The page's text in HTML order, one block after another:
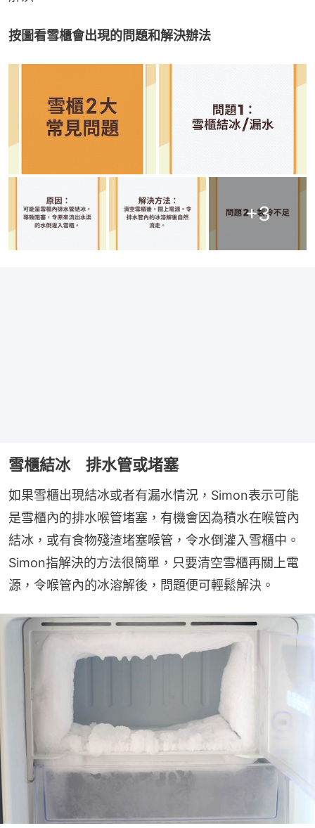
按圖看雪櫃會出現的問題和解決辦法
+3
雪櫃結冰 排水管或堵塞
如果雪櫃出現結冰或者有漏水情況，Simon表示可能
是雪櫃內的排水喉管堵塞，有機會因為積水在喉管內
結冰，或有食物殘渣堵塞喉管，令水倒灌入雪櫃中。
Simon指解決的方法很簡單，只要清空雪櫃再關上電
源，令喉管內的冰溶解後，問題便可輕鬆解決。